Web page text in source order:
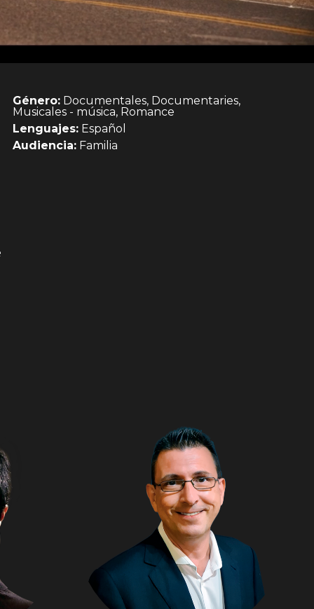
Género: Documentales, Documentaries,
Musicales - música, Romance
Lenguajes: Español
Audiencia: Familia